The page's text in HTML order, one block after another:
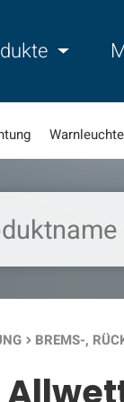
keyboard_arrow_right BREMS-,